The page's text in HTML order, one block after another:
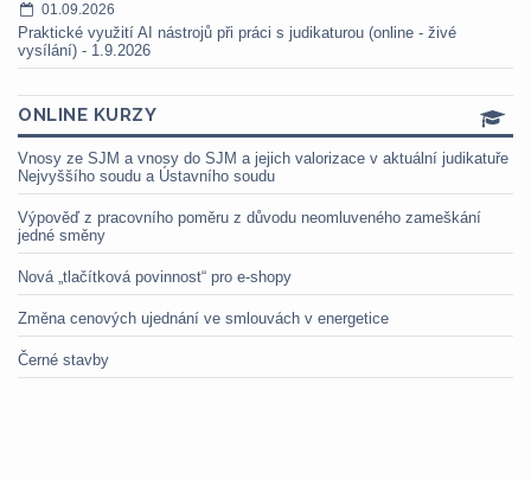
01.09.2026
Praktické využití AI nástrojů při práci s judikaturou (online - živé
vysílání) - 1.9.2026
ONLINE KURZY
Vnosy ze SJM a vnosy do SJM a jejich valorizace v aktuální judikatuře
Nejvyššího soudu a Ústavního soudu
Výpověď z pracovního poměru z důvodu neomluveného zameškání
jedné směny
Nová „tlačítková povinnost“ pro e-shopy
Změna cenových ujednání ve smlouvách v energetice
Černé stavby